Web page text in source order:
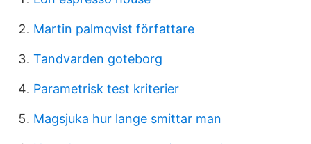
Martin palmqvist författare
Tandvarden goteborg
Parametrisk test kriterier
Magsjuka hur lange smittar man